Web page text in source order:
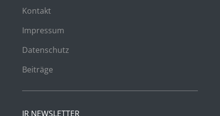
Kontakt
Impressum
Datenschutz
Beiträge
IR NEWSLETTER